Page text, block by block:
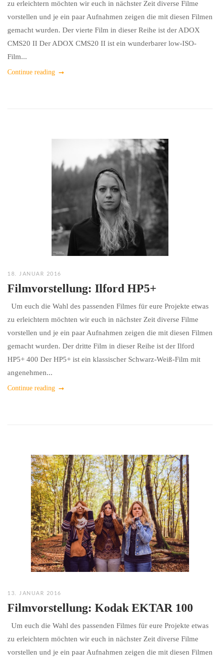
zu erleichtern möchten wir euch in nächster Zeit diverse Filme
vorstellen und je ein paar Aufnahmen zeigen die mit diesen Filmen
gemacht wurden. Der vierte Film in dieser Reihe ist der ADOX
CMS20 II Der ADOX CMS20 II ist ein wunderbarer low-ISO-
Film...
Continue reading
18. JANUAR 2016
Filmvorstellung: Ilford HP5+
Um euch die Wahl des passenden Filmes für eure Projekte etwas
zu erleichtern möchten wir euch in nächster Zeit diverse Filme
vorstellen und je ein paar Aufnahmen zeigen die mit diesen Filmen
gemacht wurden. Der dritte Film in dieser Reihe ist der Ilford
HP5+ 400 Der HP5+ ist ein klassischer Schwarz-Weiß-Film mit
angenehmen...
Continue reading
13. JANUAR 2016
Filmvorstellung: Kodak EKTAR 100
Um euch die Wahl des passenden Filmes für eure Projekte etwas
zu erleichtern möchten wir euch in nächster Zeit diverse Filme
vorstellen und je ein paar Aufnahmen zeigen die mit diesen Filmen